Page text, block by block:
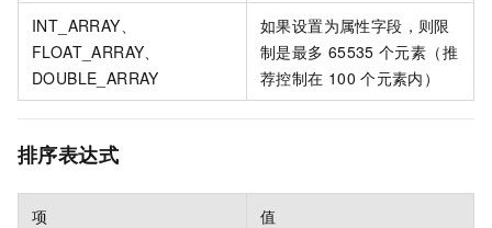
INT_ARRAY、
FLOAT_ARRAY、
DOUBLE_ARRAY
如果设置为属性字段，则限
制是最多 65535 个元素（推
荐控制在 100 个元素内）
排序表达式
项 值